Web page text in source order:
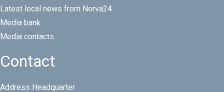
Latest local news from Norva24
Media bank
Media contacts
Contact
Address Headquarter